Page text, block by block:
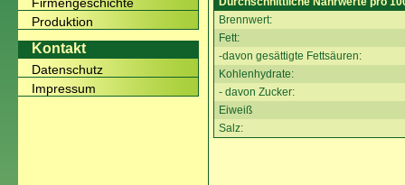
Produktion
Kontakt
Datenschutz
Impressum
Brennwert:
Fett:
-davon gesättigte Fettsäuren:
Kohlenhydrate:
- davon Zucker:
Eiweiß
Salz: